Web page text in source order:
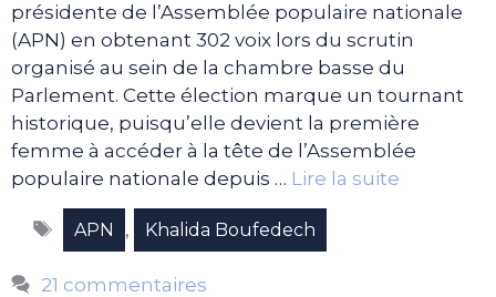
présidente de l’Assemblée populaire nationale
(APN) en obtenant 302 voix lors du scrutin
organisé au sein de la chambre basse du
Parlement. Cette élection marque un tournant
historique, puisqu’elle devient la première
femme à accéder à la tête de l’Assemblée
populaire nationale depuis … Lire la suite
Étiquettes
APN , Khalida Boufedech
21 commentaires